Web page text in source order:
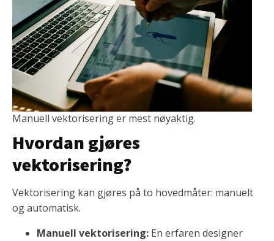
Manuell vektorisering er mest nøyaktig.
Hvordan gjøres
vektorisering?
Vektorisering kan gjøres på to hovedmåter: manuelt
og automatisk.
Manuell vektorisering: En erfaren designer